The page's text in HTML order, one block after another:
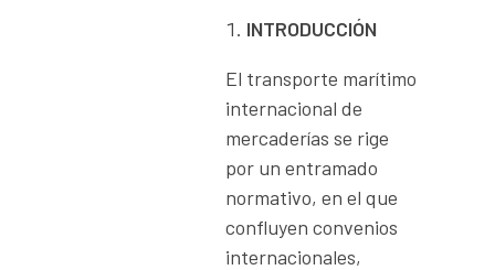
INTRODUCCIÓN
El transporte marítimo
internacional de
mercaderías se rige
por un entramado
normativo, en el que
confluyen convenios
internacionales,